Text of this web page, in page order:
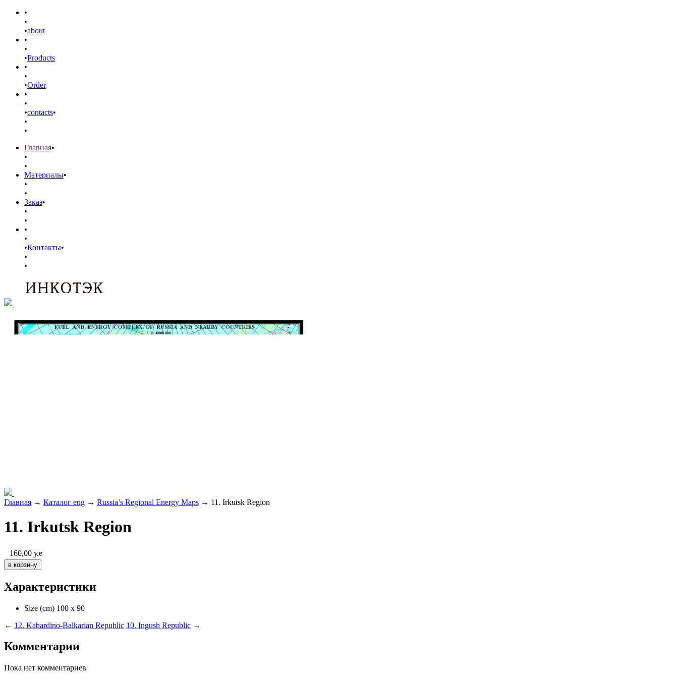
•
•
•about
•
•
•Products
•
•
•Order
•
•
•contacts•
•
•
Главная•
•
•
Материалы•
•
•
Заказ•
•
•
•
•
•Контакты•
•
•
Главная → Каталог eng → Russia’s Regional Energy Maps → 11. Irkutsk Region
11. Irkutsk Region
160,00 у.е
Характеристики
Size (cm) 100 х 90
← 12. Kabardino-Balkarian Republic 10. Ingush Republic →
Комментарии
Пока нет комментариев